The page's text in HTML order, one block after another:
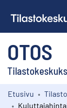
OTOS
Kokoelmat
Etusivu